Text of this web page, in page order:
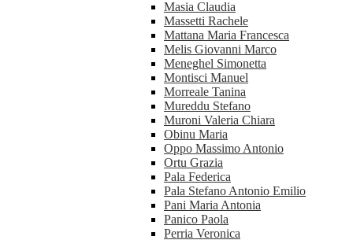
Masia Claudia
Massetti Rachele
Mattana Maria Francesca
Melis Giovanni Marco
Meneghel Simonetta
Montisci Manuel
Morreale Tanina
Mureddu Stefano
Muroni Valeria Chiara
Obinu Maria
Oppo Massimo Antonio
Ortu Grazia
Pala Federica
Pala Stefano Antonio Emilio
Pani Maria Antonia
Panico Paola
Perria Veronica